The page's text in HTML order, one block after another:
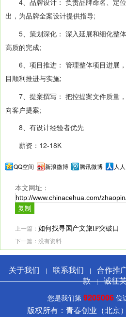
4、品牌设计： 负责品牌命名、定
出，为品牌全案设计提供指导;
5、策划深化： 深入延展和细化整体
高质的完成;
6、项目推进： 管理整体项目进展，
目顺利推进与实施;
7、提案撰写： 把控提案文件质量
向客户提案;
8、有设计经验者优先
薪资：12-18K
QQ空间 新浪微博 腾讯微博 人
本文网址：
上一篇： 如何找寻国产文旅IP突破口
下一篇：没有资料
关于我们 | 联系我们 | 合作推
款|诚征
您是我们第 9205006位
版权所有：青春创业（北京